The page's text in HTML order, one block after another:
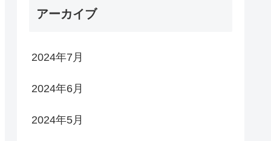
アーカイブ
2024年7月
2024年6月
2024年5月